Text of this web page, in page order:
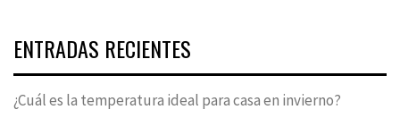
ENTRADAS RECIENTES
¿Cuál es la temperatura ideal para casa en invierno?